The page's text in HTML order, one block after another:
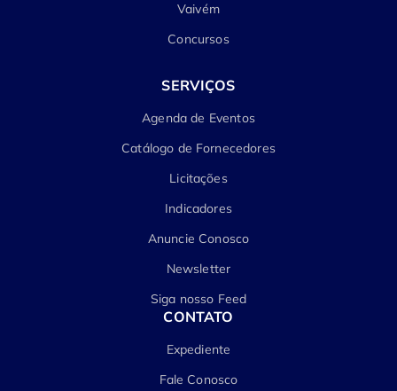
Vaivém
Concursos
SERVIÇOS
Agenda de Eventos
Catálogo de Fornecedores
Licitações
Indicadores
Anuncie Conosco
Newsletter
Siga nosso Feed
CONTATO
Expediente
Fale Conosco